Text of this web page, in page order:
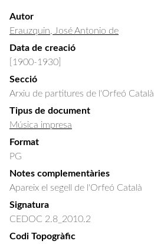
Autor
Erauzquin, José Antonio de
Data de creació
[1900-1930]
Secció
Arxiu de partitures de l'Orfeó Català
Tipus de document
Música impresa
Format
PG
Notes complementàries
Apareix el segell de l'Orfeó Català
Signatura
CEDOC 2.8_2010.2
Codi Topogràfic